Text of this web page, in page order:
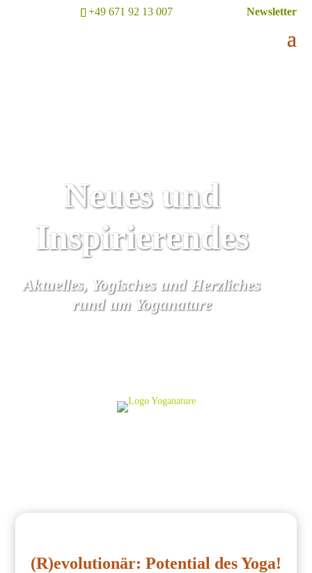
+49 671 92 13 007 Newsletter
Neues und
Inspirierendes
Aktuelles, Yogisches und Herzliches
rund um Yoganature
(R)evolutionär: Potential des Yoga!